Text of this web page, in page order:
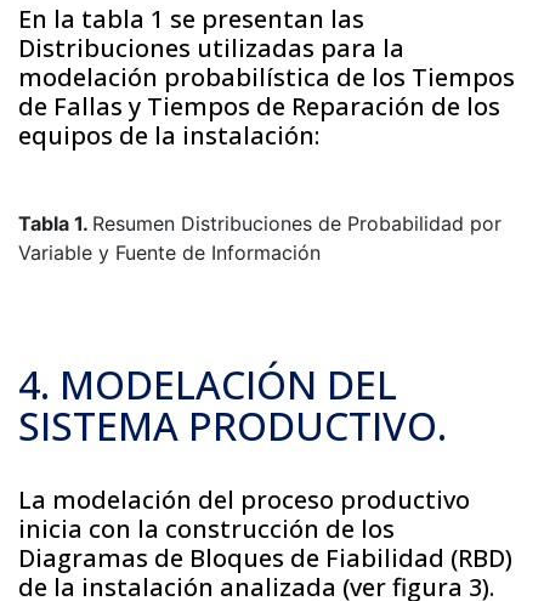
En la tabla 1 se presentan las
Distribuciones utilizadas para la
modelación probabilística de los Tiempos
de Fallas y Tiempos de Reparación de los
equipos de la instalación:
Tabla 1. Resumen Distribuciones de Probabilidad por
Variable y Fuente de Información
4. MODELACIÓN DEL
SISTEMA PRODUCTIVO.
La modelación del proceso productivo
inicia con la construcción de los
Diagramas de Bloques de Fiabilidad (RBD)
de la instalación analizada (ver figura 3).